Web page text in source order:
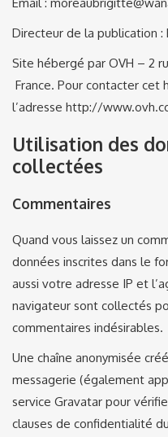
Email :
Directeur de la publication :
Site hébergé par OVH – 2
France. Pour contacter cet
l’adresse http://
Utilisation des
collectées
Commentaires
Quand vous laissez un
données inscrites dans le
aussi votre adresse IP et
navigateur sont collectés
commentaires indésirables.
Une chaîne anonymisée
messagerie (également
service Gravatar pour
clauses de confidentialité